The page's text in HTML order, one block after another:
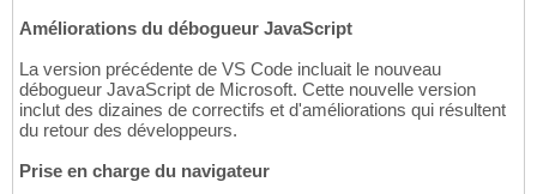
Améliorations du débogueur JavaScript
La version précédente de VS Code incluait le nouveau
débogueur JavaScript de Microsoft. Cette nouvelle version
inclut des dizaines de correctifs et d'améliorations qui résultent
du retour des développeurs.
Prise en charge du navigateur